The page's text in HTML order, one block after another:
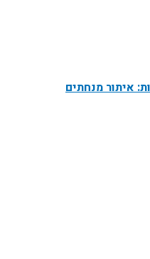
איתור מנחתים